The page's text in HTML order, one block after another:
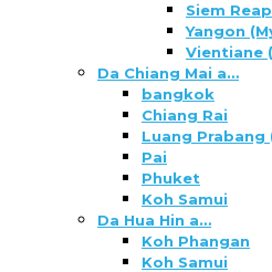
Siem
Yangon
Vientiane
Da Chiang Mai a…
bangkok
Chiang Rai
Luang Prabang
Pai
Phuket
Koh Samui
Da Hua Hin a…
Koh Phangan
Koh Samui